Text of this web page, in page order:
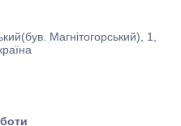
Магнітогорський), 1,